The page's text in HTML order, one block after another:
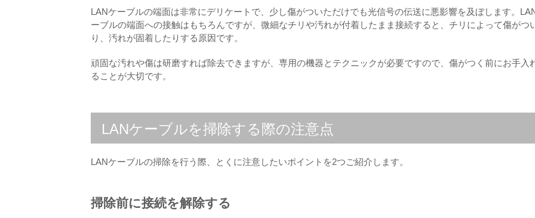
LANケーブルの端面は非常にデリケートで、少し傷がついただけでも光信号の伝送に悪影響を及ぼします。
ーブルの端面への接触はもちろんですが、微細なチリや汚れが付着したまま接続すると、チリによって傷がつ
り、汚れが固着したりする原因です。
頑固な汚れや傷は研磨すれば除去できますが、専用の機器とテクニックが必要ですので、傷がつく前にお手入
ることが大切です。
LANケーブルを掃除する際の注意点
LANケーブルの掃除を行う際、とくに注意したいポイントを2つご紹介します。
掃除前に接続を解除する